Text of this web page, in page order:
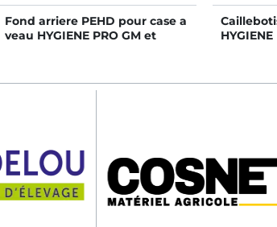
Fond arriere PEHD pour case a
veau HYGIENE PRO GM et